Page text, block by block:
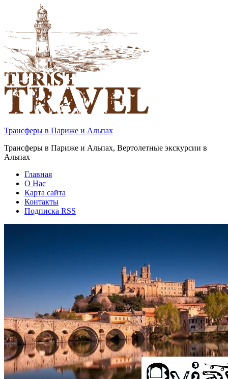
Трансферы в Париже и Альпах
Трансферы в Париже и Альпах, Вертолетные экскурсии в
Альпах
Главная
О Нас
Карта сайта
Контакты
Подписка RSS